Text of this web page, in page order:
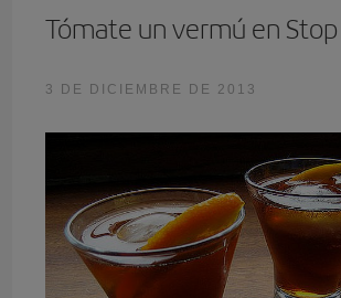
Tómate un vermú en
3 DE DICIEMBRE DE 2013